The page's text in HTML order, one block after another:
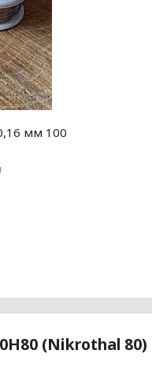
мм 100
(Nikrothal